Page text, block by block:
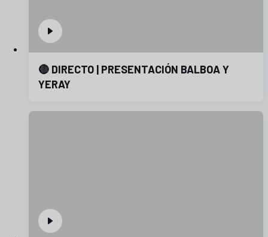
🔴 DIRECTO | PRESENTACIÓN BALBOA Y
YERAY